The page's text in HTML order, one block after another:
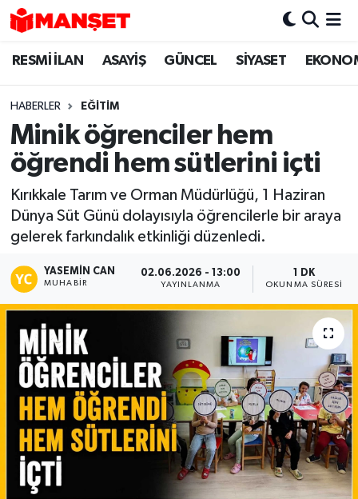
RESMİ İLAN ASAYİŞ GÜNCEL SİYASET
HABERLER EĞİTİM
Minik öğrenciler hem
öğrendi hem sütlerini içti
Kırıkkale Tarım ve Orman Müdürlüğü, 1 Haziran
Dünya Süt Günü dolayısıyla öğrencilerle bir araya
gelerek farkındalık etkinliği düzenledi.
YASEMIN CAN
MUHABIR
02.06.2026 - 13:00
YAYINLANMA
1 DK
OKUNMA SÜRESI
Hava Durumu
Trafik Durumu
Süper Lig Puan Durumu ve Fikstür
Son Dakika Haberleri
Haber Arşivi